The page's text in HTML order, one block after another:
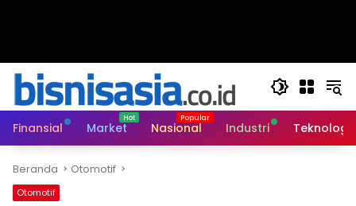
Finansial Market Nasional Industri Teknologi
Beranda Otomotif
Otomotif